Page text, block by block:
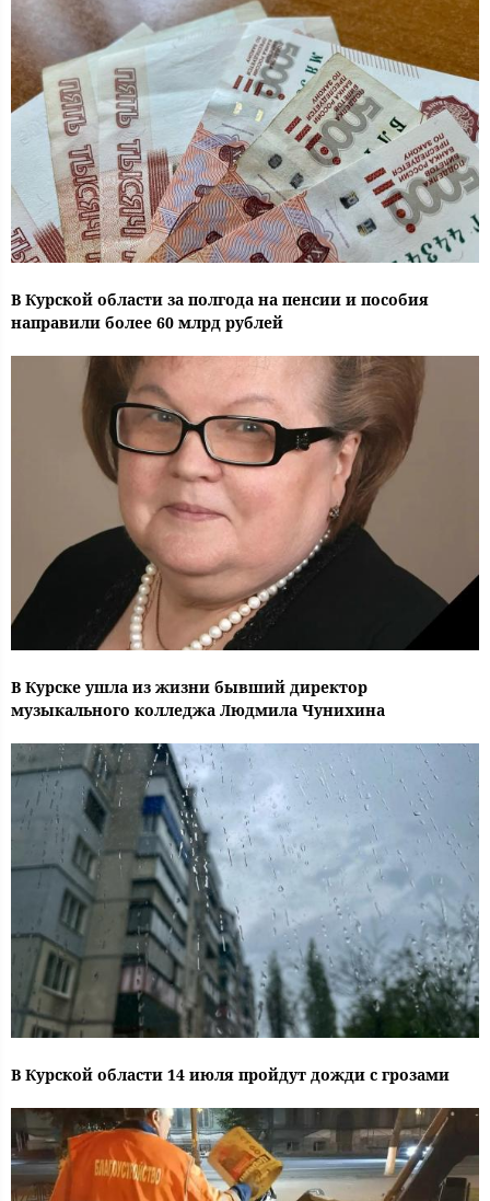
В Курской области за полгода на пенсии и пособия
направили более 60 млрд рублей
В Курске ушла из жизни бывший директор
музыкального колледжа Людмила Чунихина
В Курской области 14 июля пройдут дожди с грозами